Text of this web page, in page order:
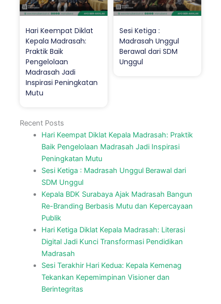
Hari Keempat Diklat
Kepala Madrasah:
Praktik Baik
Pengelolaan
Madrasah Jadi
Inspirasi Peningkatan
Mutu
Sesi Ketiga :
Madrasah Unggul
Berawal dari SDM
Unggul
Recent Posts
Hari Keempat Diklat Kepala Madrasah: Praktik
Baik Pengelolaan Madrasah Jadi Inspirasi
Peningkatan Mutu
Sesi Ketiga : Madrasah Unggul Berawal dari
SDM Unggul
Kepala BDK Surabaya Ajak Madrasah Bangun
Re-Branding Berbasis Mutu dan Kepercayaan
Publik
Hari Ketiga Diklat Kepala Madrasah: Literasi
Digital Jadi Kunci Transformasi Pendidikan
Madrasah
Sesi Terakhir Hari Kedua: Kepala Kemenag
Tekankan Kepemimpinan Visioner dan
Berintegritas